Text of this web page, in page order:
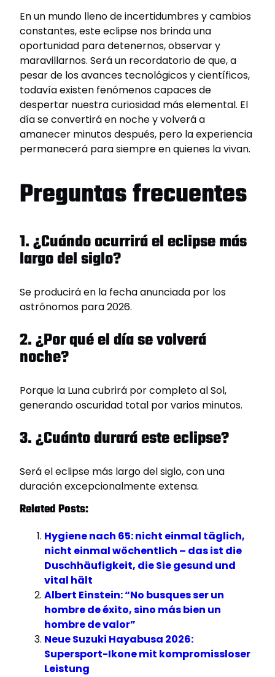
En un mundo lleno de incertidumbres y cambios
constantes, este eclipse nos brinda una
oportunidad para detenernos, observar y
maravillarnos. Será un recordatorio de que, a
pesar de los avances tecnológicos y científicos,
todavía existen fenómenos capaces de
despertar nuestra curiosidad más elemental. El
día se convertirá en noche y volverá a
amanecer minutos después, pero la experiencia
permanecerá para siempre en quienes la vivan.
Preguntas frecuentes
1. ¿Cuándo ocurrirá el eclipse más
largo del siglo?
Se producirá en la fecha anunciada por los
astrónomos para 2026.
2. ¿Por qué el día se volverá
noche?
Porque la Luna cubrirá por completo al Sol,
generando oscuridad total por varios minutos.
3. ¿Cuánto durará este eclipse?
Será el eclipse más largo del siglo, con una
duración excepcionalmente extensa.
Related Posts:
Hygiene nach 65: nicht einmal täglich,
nicht einmal wöchentlich – das ist die
Duschhäufigkeit, die Sie gesund und
vital hält
Albert Einstein: “No busques ser un
hombre de éxito, sino más bien un
hombre de valor”
Neue Suzuki Hayabusa 2026:
Supersport-Ikone mit kompromissloser
Leistung